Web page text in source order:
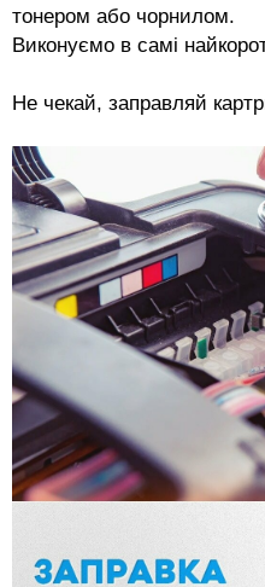
тонером або чорнилом.
Виконуємо в самі
Не чекай, заправляй